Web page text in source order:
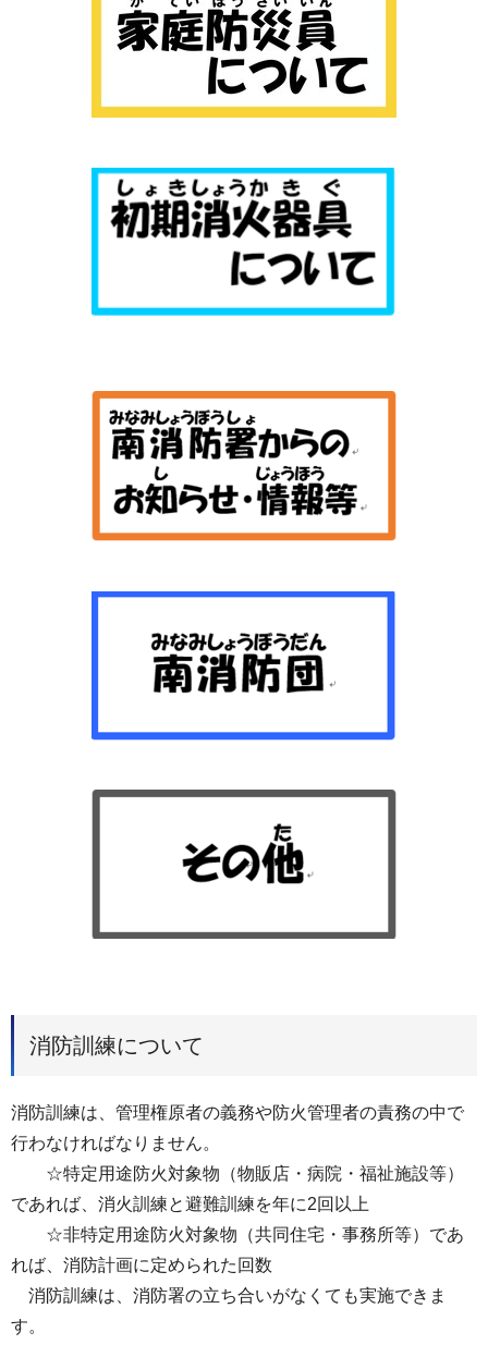
消防訓練について
消防訓練は、管理権原者の義務や防火管理者の責務の中で
行わなければなりません。
☆特定用途防火対象物（物販店・病院・福祉施設等）
であれば、消火訓練と避難訓練を年に2回以上
☆非特定用途防火対象物（共同住宅・事務所等）であ
れば、消防計画に定められた回数
消防訓練は、消防署の立ち合いがなくても実施できま
す。